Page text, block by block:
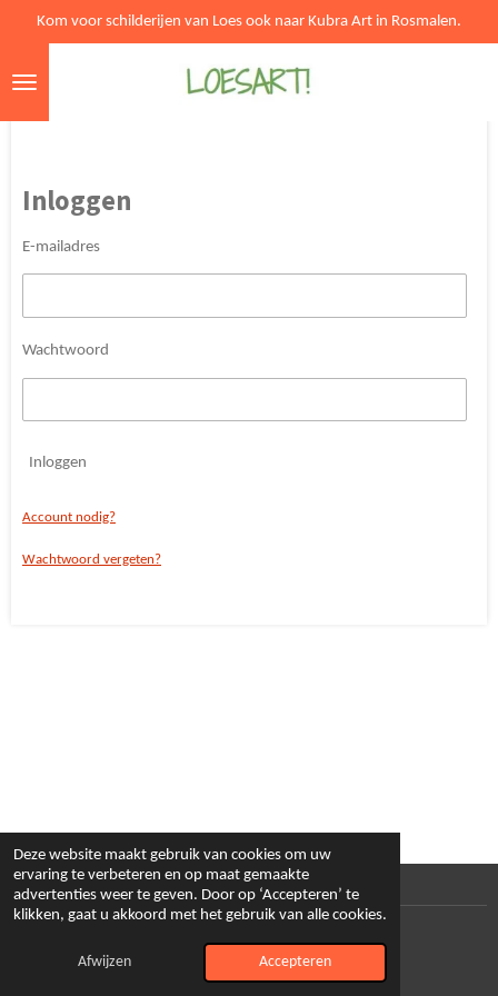
Deze website maakt gebruik van cookies om uw
ervaring te verbeteren en op maat gemaakte
advertenties weer te geven. Door op ‘Accepteren’ te
klikken, gaat u akkoord met het gebruik van alle cookies.
Afwijzen Accepteren
direct
naar
Kom voor schilderijen van Loes ook naar Kubra Art in Rosmalen.
Inloggen
E-mailadres
Wachtwoord
Inloggen
Account nodig?
Wachtwoord vergeten?
© 2024 - 2026 Loesart